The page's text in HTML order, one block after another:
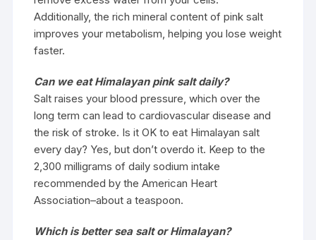
Additionally, the rich mineral content of pink salt
improves your metabolism, helping you lose weight
faster.
Can we eat Himalayan pink salt daily?
Salt raises your blood pressure, which over the
long term can lead to cardiovascular disease and
the risk of stroke. Is it OK to eat Himalayan salt
every day? Yes, but don’t overdo it. Keep to the
2,300 milligrams of daily sodium intake
recommended by the American Heart
Association–about a teaspoon.
Which is better sea salt or Himalayan?